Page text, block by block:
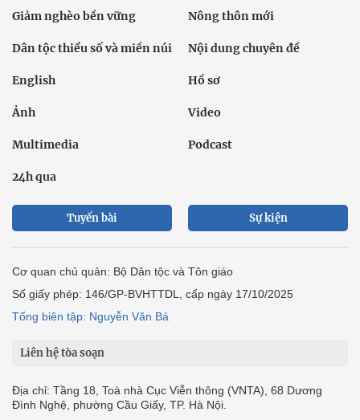
Giảm nghèo bền vững Nông thôn mới
Dân tộc thiểu số và miền núi Nội dung chuyên đề
English Hồ sơ
Ảnh Video
Multimedia Podcast
24h qua
Tuyến bài Sự kiện
Cơ quan chủ quản: Bộ Dân tộc và Tôn giáo
Số giấy phép: 146/GP-BVHTTDL, cấp ngày 17/10/2025
Tổng biên tập: Nguyễn Văn Bá
Liên hệ tòa soạn
Địa chỉ: Tầng 18, Toà nhà Cục Viễn thông (VNTA), 68 Dương
Đình Nghệ, phường Cầu Giấy, TP. Hà Nội.